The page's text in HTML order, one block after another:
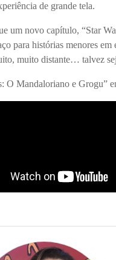
de grande tela.
um novo capítulo, “Star
para histórias menores
muito distante… talvez
O Mandaloriano e Grogu”